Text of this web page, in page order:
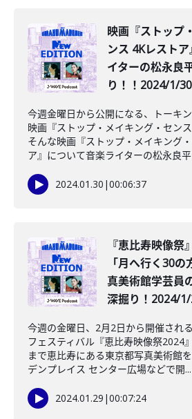
映画『ストップ
ンス 4Kレスト
イターの松永良
り！！2024/1/
今週金曜日から公開になる、トーキ
映画『ストップ・メイキング・セン
そんな映画『ストップ・メイキング
ア』について音楽ライターの松永良
2024.01.30 |00:06:37
『恵比寿映像祭
「月へ行く30
真美術館学芸員
深掘り！2024/
今週の金曜日、2月2日から開催され
フェスティバル『恵比寿映像祭2024
まで恵比寿にある東京都写真美術館
デンプレイス センター広場などで開...
2024.01.29 |00:07:24